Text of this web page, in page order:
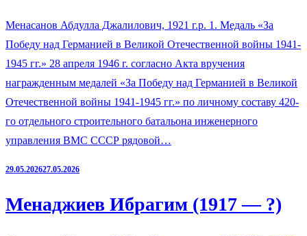
Менасанов Абдулла Джалилович, 1921 г.р. 1. Медаль «За
Победу над Германией в Великой Отечественной войны 1941-
1945 гг.» 28 апреля 1946 г. согласно Акта вручения
награжденным медалей «За Победу над Германией в Великой
Отечественной войны 1941-1945 гг.» по личному составу 420-
го отдельного строительного батальона инженерного
управления ВМС СССР рядовой…
29.05.202627.05.2026
Менаджиев Ибрагим (1917 — ?)